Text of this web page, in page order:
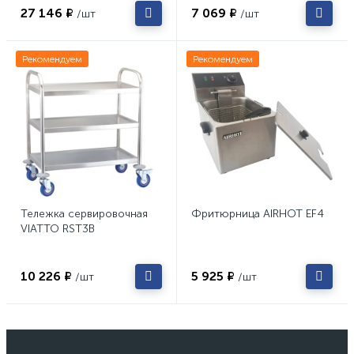
27 146 ₽ /шт 7 069 ₽ /шт
Рекомендуем
Тележка сервировочная
VIATTO RST3B
10 226 ₽ /шт
Рекомендуем
Фритюрница AIRHOT EF4
5 925 ₽ /шт